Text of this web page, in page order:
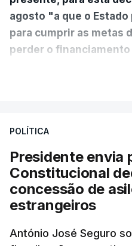
agosto "a que o
para cumprir as metas
perder o
sistema mais simples,
"Sempre que seja
eliminar sobreposições
chegam a quem mais
um passo na direção
Presidente da República.
POLÍTICA
Presidente envia
Constitucional
concessão de
estrangeiros
António José Seguro